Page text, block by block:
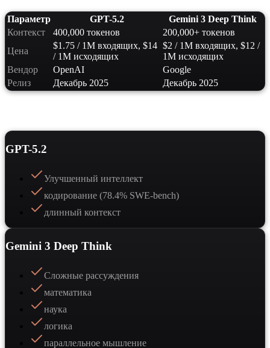
Параметр GPT-5.2
Gemini 3 Deep Think
Контекст
400,000 токенов
200,000+ токенов
Цена
$1.75 / 1M входящих, $14
/ 1M исходящих
$2 / 1M входящих, $12 /
1M исходящих
Вендор
OpenAI
Google
Релиз
Декабрь 2025 Декабрь 2025
GPT-5.2
Улучшенный интеллект
кодирование (78.4% SWE-bench)
длинный контекст
Gemini 3 Deep Think
Сложные рассуждения
математика
наука
логика
параллельное мышление